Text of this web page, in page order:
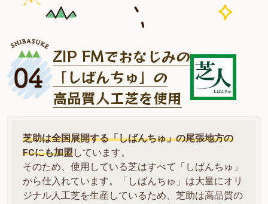
ZIP FMでおなじみの
「しばんちゅ」の
高品質人工芝を使用
芝助は全国展開する「しばんちゅ」の尾張地方の
FCにも加盟しています。
そのため、使用している芝はすべて「しばんちゅ」
から仕入れています。「しばんちゅ」は大量にオリ
ジナル人工芝を生産しているため、芝助は高品質の